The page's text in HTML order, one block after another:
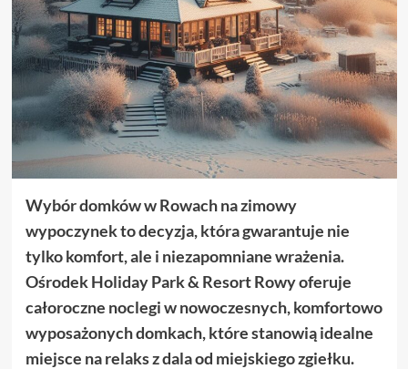
Wybór domków w Rowach na zimowy
wypoczynek to decyzja, która gwarantuje nie
tylko komfort, ale i niezapomniane wrażenia.
Ośrodek Holiday Park & Resort Rowy oferuje
całoroczne noclegi w nowoczesnych, komfortowo
wyposażonych domkach, które stanowią idealne
miejsce na relaks z dala od miejskiego zgiełku.